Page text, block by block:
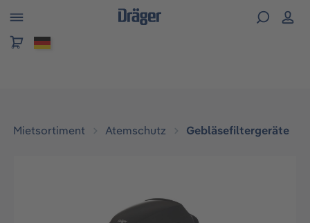
springen
Mietsortiment Atemschutz Gebläsefiltergeräte